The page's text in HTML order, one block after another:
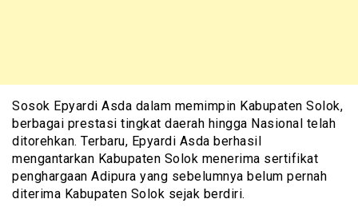
Sosok Epyardi Asda dalam memimpin Kabupaten Solok,
berbagai prestasi tingkat daerah hingga Nasional telah
ditorehkan. Terbaru, Epyardi Asda berhasil
mengantarkan Kabupaten Solok menerima sertifikat
penghargaan Adipura yang sebelumnya belum pernah
diterima Kabupaten Solok sejak berdiri.